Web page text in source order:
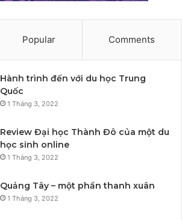
Popular Comments
Hành trình đến với du học Trung
Quốc
1 Tháng 3, 2022
Review Đại học Thành Đô của một du
học sinh online
1 Tháng 3, 2022
Quảng Tây – một phần thanh xuân
1 Tháng 3, 2022